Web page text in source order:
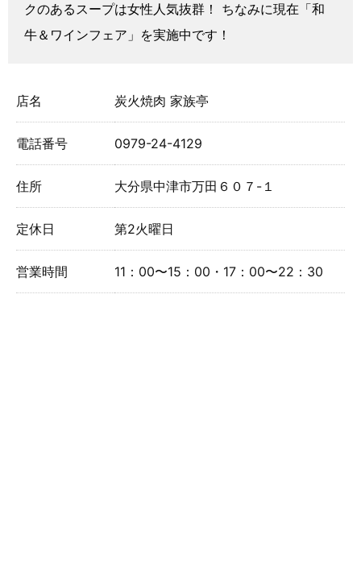
クのあるスープは女性人気抜群！ ちなみに現在「和
牛＆ワインフェア」を実施中です！
店名 炭火焼肉 家族亭
電話番号 0979-24-4129
住所 大分県中津市万田６０７-１
定休日 第2火曜日
営業時間 11：00〜15：00・17：00〜22：30